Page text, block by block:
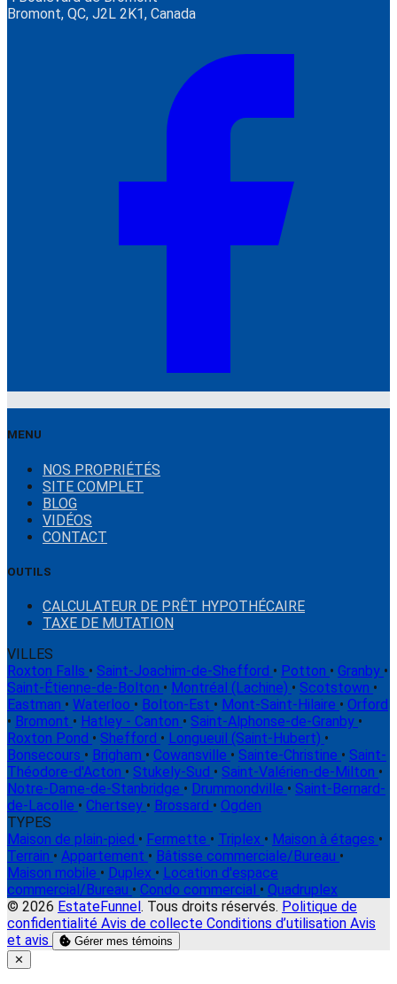
Bromont, QC, J2L 2K1, Canada
MENU
NOS PROPRIÉTÉS
SITE COMPLET
BLOG
VIDÉOS
CONTACT
OUTILS
CALCULATEUR DE PRÊT HYPOTHÉCAIRE
TAXE DE MUTATION
VILLES
Roxton Falls • Saint-Joachim-de-Shefford • Potton • Granby •
Saint-Étienne-de-Bolton • Montréal (Lachine) • Scotstown •
Eastman • Waterloo • Bolton-Est • Mont-Saint-Hilaire • Orford
• Bromont • Hatley - Canton • Saint-Alphonse-de-Granby •
Roxton Pond • Shefford • Longueuil (Saint-Hubert) •
Bonsecours • Brigham • Cowansville • Sainte-Christine • Saint-
Théodore-d'Acton • Stukely-Sud • Saint-Valérien-de-Milton •
Notre-Dame-de-Stanbridge • Drummondville • Saint-Bernard-
de-Lacolle • Chertsey • Brossard • Ogden
TYPES
Maison de plain-pied • Fermette • Triplex • Maison à étages •
Terrain • Appartement • Bâtisse commerciale/Bureau •
Maison mobile • Duplex • Location d'espace
commercial/Bureau • Condo commercial • Quadruplex
© 2026 EstateFunnel. Tous droits réservés. Politique de
confidentialité Avis de collecte Conditions d’utilisation Avis
et avis
Gérer mes témoins
Close
✕